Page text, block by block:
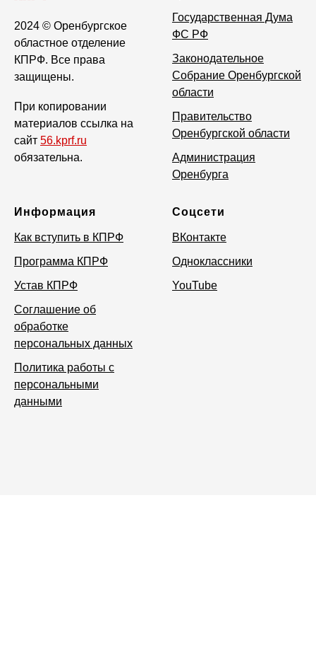
2024 © Оренбургское
областное отделение
КПРФ. Все права
защищены.
При копировании
материалов ссылка на
сайт 56.kprf.ru
обязательна.
Государственная Дума
ФС РФ
Законодательное
Собрание Оренбургской
области
Правительство
Оренбургской области
Администрация
Оренбурга
Информация
Как вступить в КПРФ
Программа КПРФ
Устав КПРФ
Соглашение об
обработке
персональных данных
Политика работы с
персональными
данными
Соцсети
ВКонтакте
Одноклассники
YouTube